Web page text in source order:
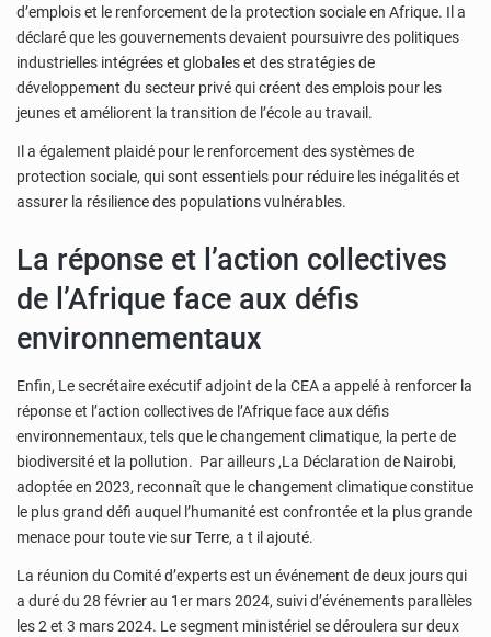
d’emplois et le renforcement de la protection sociale en Afrique. Il a
déclaré que les gouvernements devaient poursuivre des politiques
industrielles intégrées et globales et des stratégies de
développement du secteur privé qui créent des emplois pour les
jeunes et améliorent la transition de l’école au travail.
Il a également plaidé pour le renforcement des systèmes de
protection sociale, qui sont essentiels pour réduire les inégalitéset
assurer la résilience des populations vulnérables.
La réponse et l’action collectives
de l’Afrique face aux défis
environnementaux
Enfin, Le secrétaire exécutif adjoint de la CEA a appelé à renforcer la
réponse et l’action collectives de l’Afrique face aux défis
environnementaux, tels que le changement climatique, la perte de
biodiversité et la pollution. Par ailleurs ,La Déclaration de Nairobi,
adoptée en 2023, reconnaît que le changement climatique constitue
le plus grand défi auquel l’humanité est confrontée et la plus grande
menace pour toute vie sur Terre, a t il ajouté.
La réunion du Comité d’experts est un événement de deux jours qui
a duré du 28 février au 1er mars 2024, suivi d’événements parallèles
les 2 et 3 mars 2024. Le segment ministériel se déroulera sur deux